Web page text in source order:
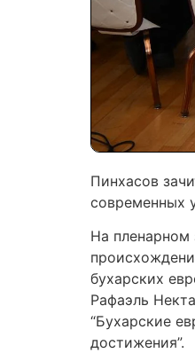
Пинхасов
современных
На пленарном
бухарских
Рафаэль
“Бухарские
достижения”.